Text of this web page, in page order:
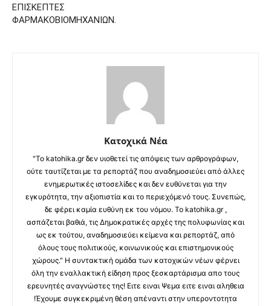
ΕΠΙΣΚΕΠΤΕΣ
ΦΑΡΜΑΚΟΒΙΟΜΗΧΑΝΙΩΝ.
Κατοχικά Νέα
"Το katohika.gr δεν υιοθετεί τις απόψεις των αρθρογράφων,
ούτε ταυτίζεται με τα ρεπορτάζ που αναδημοσιεύει από άλλες
ενημερωτικές ιστοσελίδες και δεν ευθύνεται για την
εγκυρότητα, την αξιοπιστία και το περιεχόμενό τους. Συνεπώς,
δε φέρει καμία ευθύνη εκ του νόμου. Το katohika.gr ,
ασπάζεται βαθιά, τις Δημοκρατικές αρχές της πολυφωνίας και
ως εκ τούτου, αναδημοσιεύει κείμενα και ρεπορτάζ, από
όλους τους πολιτικούς, κοινωνικούς και επιστημονικούς
χώρους." Η συντακτική ομάδα των κατοχικών νέων φέρνει
όλη την εναλλακτική είδηση προς ξεσκαρτάρισμα απο τους
ερευνητές αναγνώστες της! Ειτε ειναι Ψεμα ειτε ειναι αληθεια
!Έχουμε συγκεκριμένη θέση απέναντι στην υπεροντοτητα